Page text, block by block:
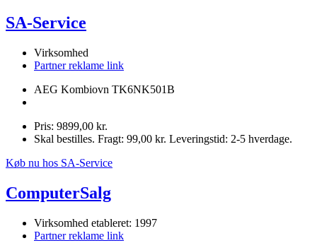
SA-Service
Virksomhed
Partner reklame link
AEG Kombiovn TK6NK501B
Pris: 9899,00 kr.
Skal bestilles. Fragt: 99,00 kr. Leveringstid: 2-5 hverdage.
Køb nu hos SA-Service
ComputerSalg
Virksomhed etableret: 1997
Partner reklame link